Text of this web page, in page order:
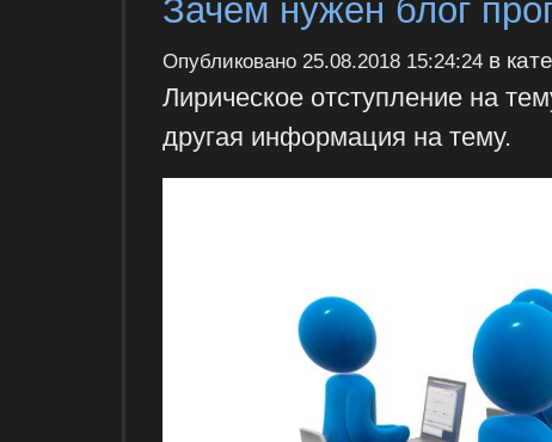
Зачем нужен блог
Опубликовано 25.08.2018 15:24:24в
Лирическое отступление на
другая информация на тему.